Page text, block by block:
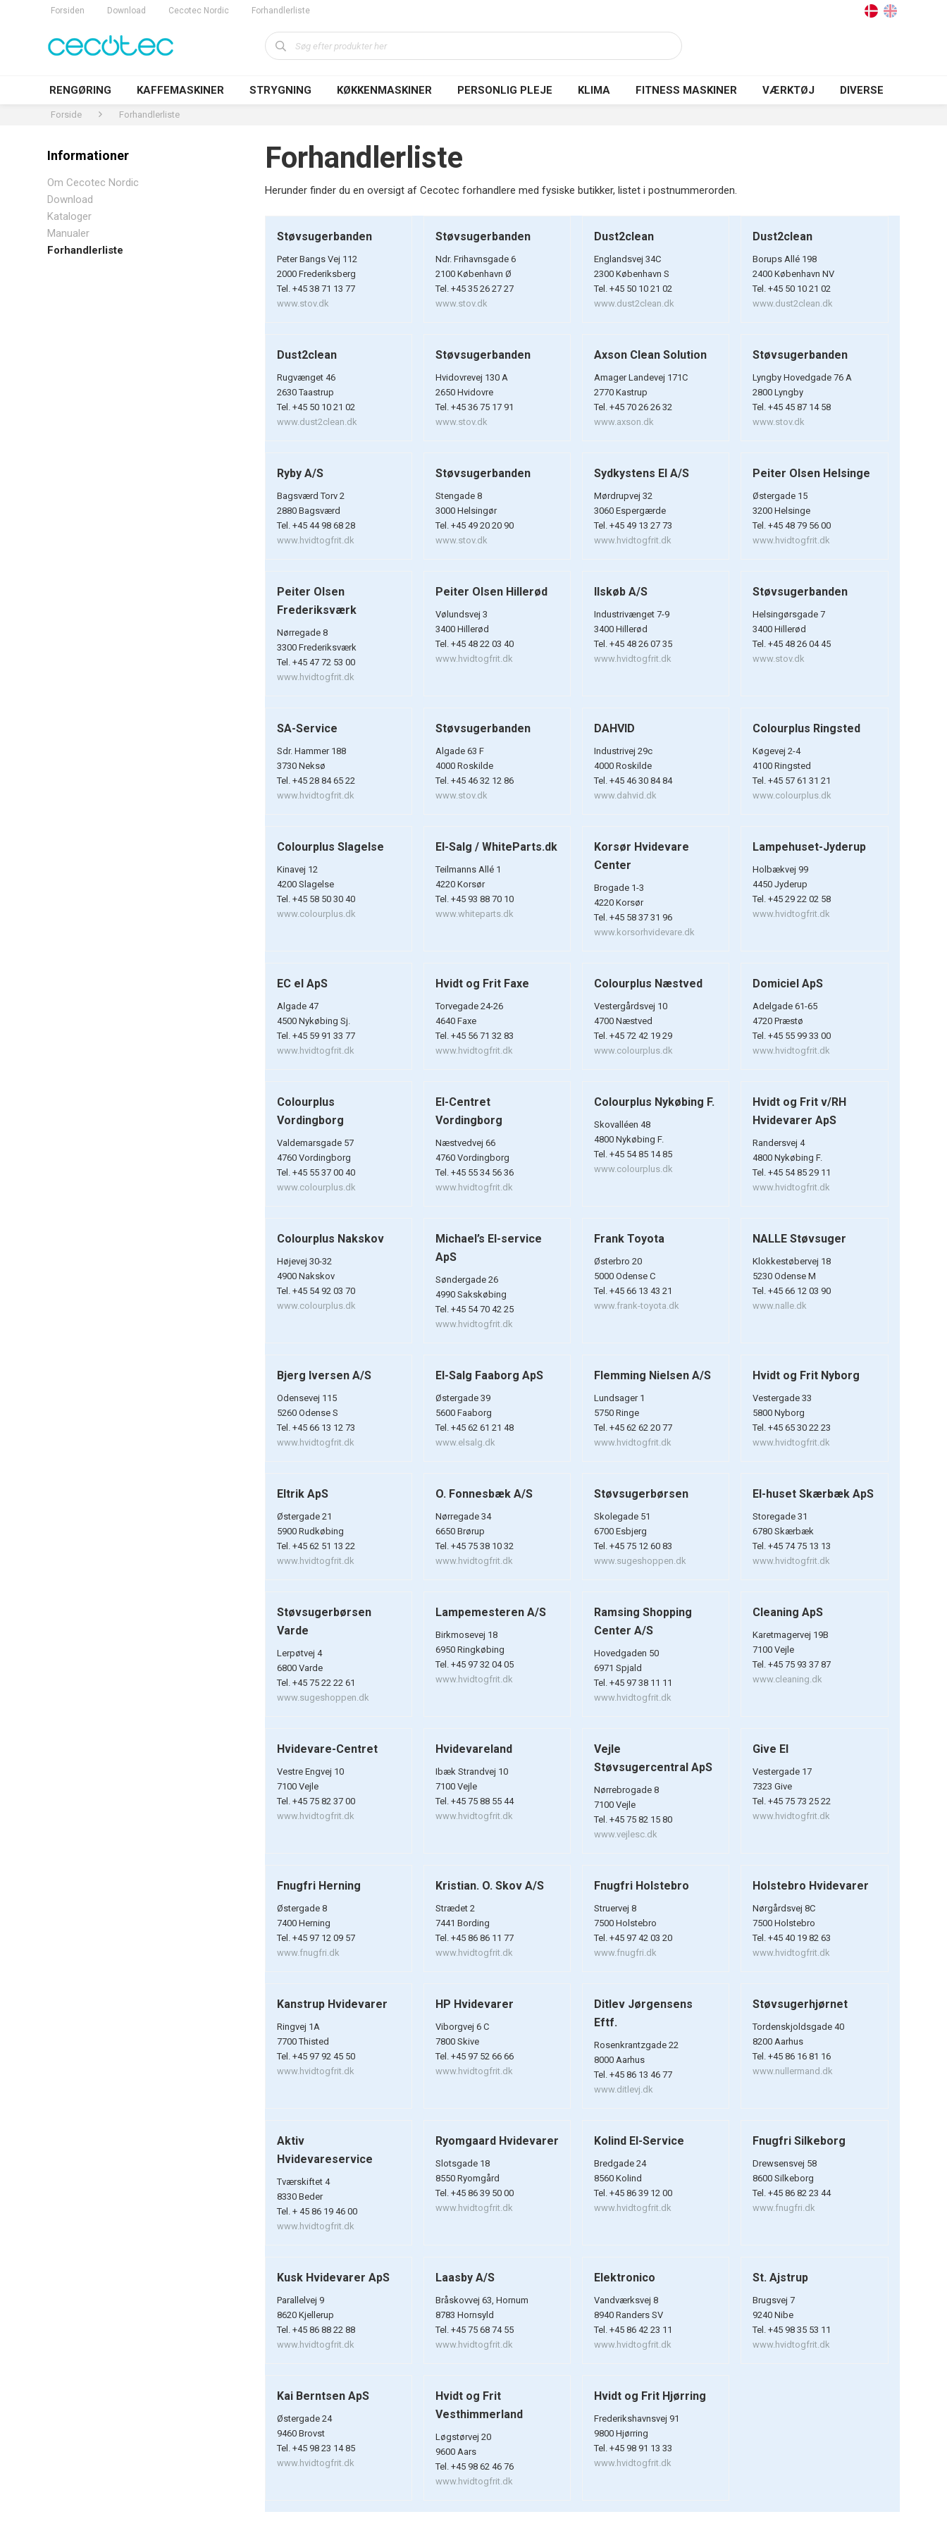
Forsiden Download Cecotec Nordic Forhandlerliste
RENGØRING KAFFEMASKINER STRYGNING KØKKENMASKINER PERSONLIG PLEJE KLIMA FITNESS MASKINER VÆRKTØJ DIVERSE
Forside Forhandlerliste
Informationer
Om Cecotec Nordic
Download
Kataloger
Manualer
Forhandlerliste
Forhandlerliste
Herunder finder du en oversigt af Cecotec forhandlere med fysiske butikker, listet i postnummerorden.
Støvsugerbanden
Peter Bangs Vej 112
2000 Frederiksberg
Tel. +45 38 71 13 77
www.stov.dk
Støvsugerbanden
Ndr. Frihavnsgade 6
2100 København Ø
Tel. +45 35 26 27 27
www.stov.dk
Dust2clean
Englandsvej 34C
2300 København S
Tel. +45 50 10 21 02
www.dust2clean.dk
Dust2clean
Borups Allé 198
2400 København NV
Tel. +45 50 10 21 02
www.dust2clean.dk
Dust2clean
Rugvænget 46
2630 Taastrup
Tel. +45 50 10 21 02
www.dust2clean.dk
Støvsugerbanden
Hvidovrevej 130 A
2650 Hvidovre
Tel. +45 36 75 17 91
www.stov.dk
Axson Clean Solution
Amager Landevej 171C
2770 Kastrup
Tel. +45 70 26 26 32
www.axson.dk
Støvsugerbanden
Lyngby Hovedgade 76 A
2800 Lyngby
Tel. +45 45 87 14 58
www.stov.dk
Ryby A/S
Bagsværd Torv 2
2880 Bagsværd
Tel. +45 44 98 68 28
www.hvidtogfrit.dk
Støvsugerbanden
Stengade 8
3000 Helsingør
Tel. +45 49 20 20 90
www.stov.dk
Sydkystens El A/S
Mørdrupvej 32
3060 Espergærde
Tel. +45 49 13 27 73
www.hvidtogfrit.dk
Peiter Olsen Helsinge
Østergade 15
3200 Helsinge
Tel. +45 48 79 56 00
www.hvidtogfrit.dk
Peiter Olsen
Frederiksværk
Nørregade 8
3300 Frederiksværk
Tel. +45 47 72 53 00
www.hvidtogfrit.dk
Peiter Olsen Hillerød
Vølundsvej 3
3400 Hillerød
Tel. +45 48 22 03 40
www.hvidtogfrit.dk
Ilskøb A/S
Industrivænget 7-9
3400 Hillerød
Tel. +45 48 26 07 35
www.hvidtogfrit.dk
Støvsugerbanden
Helsingørsgade 7
3400 Hillerød
Tel. +45 48 26 04 45
www.stov.dk
SA-Service
Sdr. Hammer 188
3730 Neksø
Tel. +45 28 84 65 22
www.hvidtogfrit.dk
Støvsugerbanden
Algade 63 F
4000 Roskilde
Tel. +45 46 32 12 86
www.stov.dk
DAHVID
Industrivej 29c
4000 Roskilde
Tel. +45 46 30 84 84
www.dahvid.dk
Colourplus Ringsted
Køgevej 2-4
4100 Ringsted
Tel. +45 57 61 31 21
www.colourplus.dk
Colourplus Slagelse
Kinavej 12
4200 Slagelse
Tel. +45 58 50 30 40
www.colourplus.dk
El-Salg / WhiteParts.dk
Teilmanns Allé 1
4220 Korsør
Tel. +45 93 88 70 10
www.whiteparts.dk
Korsør Hvidevare
Center
Brogade 1-3
4220 Korsør
Tel. +45 58 37 31 96
www.korsorhvidevare.dk
Lampehuset-Jyderup
Holbækvej 99
4450 Jyderup
Tel. +45 29 22 02 58
www.hvidtogfrit.dk
EC el ApS
Algade 47
4500 Nykøbing Sj.
Tel. +45 59 91 33 77
www.hvidtogfrit.dk
Hvidt og Frit Faxe
Torvegade 24-26
4640 Faxe
Tel. +45 56 71 32 83
www.hvidtogfrit.dk
Colourplus Næstved
Vestergårdsvej 10
4700 Næstved
Tel. +45 72 42 19 29
www.colourplus.dk
Domiciel ApS
Adelgade 61-65
4720 Præstø
Tel. +45 55 99 33 00
www.hvidtogfrit.dk
Colourplus
Vordingborg
Valdemarsgade 57
4760 Vordingborg
Tel. +45 55 37 00 40
www.colourplus.dk
El-Centret
Vordingborg
Næstvedvej 66
4760 Vordingborg
Tel. +45 55 34 56 36
www.hvidtogfrit.dk
Colourplus Nykøbing F.
Skovalléen 48
4800 Nykøbing F.
Tel. +45 54 85 14 85
www.colourplus.dk
Hvidt og Frit v/RH
Hvidevarer ApS
Randersvej 4
4800 Nykøbing F.
Tel. +45 54 85 29 11
www.hvidtogfrit.dk
Colourplus Nakskov
Højevej 30-32
4900 Nakskov
Tel. +45 54 92 03 70
www.colourplus.dk
Michael’s El-service
ApS
Søndergade 26
4990 Sakskøbing
Tel. +45 54 70 42 25
www.hvidtogfrit.dk
Frank Toyota
Østerbro 20
5000 Odense C
Tel. +45 66 13 43 21
www.frank-toyota.dk
NALLE Støvsuger
Klokkestøbervej 18
5230 Odense M
Tel. +45 66 12 03 90
www.nalle.dk
Bjerg Iversen A/S
Odensevej 115
5260 Odense S
Tel. +45 66 13 12 73
www.hvidtogfrit.dk
El-Salg Faaborg ApS
Østergade 39
5600 Faaborg
Tel. +45 62 61 21 48
www.elsalg.dk
Flemming Nielsen A/S
Lundsager 1
5750 Ringe
Tel. +45 62 62 20 77
www.hvidtogfrit.dk
Hvidt og Frit Nyborg
Vestergade 33
5800 Nyborg
Tel. +45 65 30 22 23
www.hvidtogfrit.dk
Eltrik ApS
Østergade 21
5900 Rudkøbing
Tel. +45 62 51 13 22
www.hvidtogfrit.dk
O. Fonnesbæk A/S
Nørregade 34
6650 Brørup
Tel. +45 75 38 10 32
www.hvidtogfrit.dk
Støvsugerbørsen
Skolegade 51
6700 Esbjerg
Tel. +45 75 12 60 83
www.sugeshoppen.dk
El-huset Skærbæk ApS
Storegade 31
6780 Skærbæk
Tel. +45 74 75 13 13
www.hvidtogfrit.dk
Støvsugerbørsen
Varde
Lerpøtvej 4
6800 Varde
Tel. +45 75 22 22 61
www.sugeshoppen.dk
Lampemesteren A/S
Birkmosevej 18
6950 Ringkøbing
Tel. +45 97 32 04 05
www.hvidtogfrit.dk
Ramsing Shopping
Center A/S
Hovedgaden 50
6971 Spjald
Tel. +45 97 38 11 11
www.hvidtogfrit.dk
Cleaning ApS
Karetmagervej 19B
7100 Vejle
Tel. +45 75 93 37 87
www.cleaning.dk
Hvidevare-Centret
Vestre Engvej 10
7100 Vejle
Tel. +45 75 82 37 00
www.hvidtogfrit.dk
Hvidevareland
Ibæk Strandvej 10
7100 Vejle
Tel. +45 75 88 55 44
www.hvidtogfrit.dk
Vejle
Støvsugercentral ApS
Nørrebrogade 8
7100 Vejle
Tel. +45 75 82 15 80
www.vejlesc.dk
Give El
Vestergade 17
7323 Give
Tel. +45 75 73 25 22
www.hvidtogfrit.dk
Fnugfri Herning
Østergade 8
7400 Herning
Tel. +45 97 12 09 57
www.fnugfri.dk
Kristian. O. Skov A/S
Strædet 2
7441 Bording
Tel. +45 86 86 11 77
www.hvidtogfrit.dk
Fnugfri Holstebro
Struervej 8
7500 Holstebro
Tel. +45 97 42 03 20
www.fnugfri.dk
Holstebro Hvidevarer
Nørgårdsvej 8C
7500 Holstebro
Tel. +45 40 19 82 63
www.hvidtogfrit.dk
Kanstrup Hvidevarer
Ringvej 1A
7700 Thisted
Tel. +45 97 92 45 50
www.hvidtogfrit.dk
HP Hvidevarer
Viborgvej 6 C
7800 Skive
Tel. +45 97 52 66 66
www.hvidtogfrit.dk
Ditlev Jørgensens
Eftf.
Rosenkrantzgade 22
8000 Aarhus
Tel. +45 86 13 46 77
www.ditlevj.dk
Støvsugerhjørnet
Tordenskjoldsgade 40
8200 Aarhus
Tel. +45 86 16 81 16
www.nullermand.dk
Aktiv
Hvidevareservice
Tværskiftet 4
8330 Beder
Tel. + 45 86 19 46 00
www.hvidtogfrit.dk
Ryomgaard Hvidevarer
Slotsgade 18
8550 Ryomgård
Tel. +45 86 39 50 00
www.hvidtogfrit.dk
Kolind El-Service
Bredgade 24
8560 Kolind
Tel. +45 86 39 12 00
www.hvidtogfrit.dk
Fnugfri Silkeborg
Drewsensvej 58
8600 Silkeborg
Tel. +45 86 82 23 44
www.fnugfri.dk
Kusk Hvidevarer ApS
Parallelvej 9
8620 Kjellerup
Tel. +45 86 88 22 88
www.hvidtogfrit.dk
Laasby A/S
Bråskovvej 63, Hornum
8783 Hornsyld
Tel. +45 75 68 74 55
www.hvidtogfrit.dk
Elektronico
Vandværksvej 8
8940 Randers SV
Tel. +45 86 42 23 11
www.hvidtogfrit.dk
St. Ajstrup
Brugsvej 7
9240 Nibe
Tel. +45 98 35 53 11
www.hvidtogfrit.dk
Kai Berntsen ApS
Østergade 24
9460 Brovst
Tel. +45 98 23 14 85
www.hvidtogfrit.dk
Hvidt og Frit
Vesthimmerland
Løgstørvej 20
9600 Aars
Tel. +45 98 62 46 76
www.hvidtogfrit.dk
Hvidt og Frit Hjørring
Frederikshavnsvej 91
9800 Hjørring
Tel. +45 98 91 13 33
www.hvidtogfrit.dk